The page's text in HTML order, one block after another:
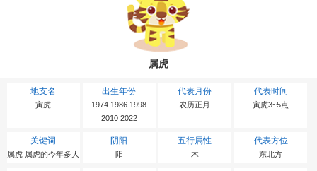
属虎
地支名
寅虎
出生年份
1974 1986 1998
2010 2022
代表月份
农历正月
代表时间
寅虎3~5点
关键词
属虎 属虎的今年多大
阴阳
阳
五行属性
木
代表方位
东北方